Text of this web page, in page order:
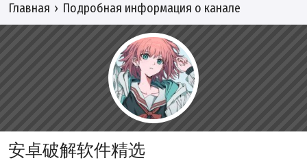
Главная Подробная информация о канале
安卓破解软件精选